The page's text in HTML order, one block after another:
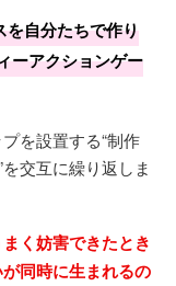
自分たちで作り
ーアクションゲー
を設置する“制作
交互に繰り返しま
く妨害できたとき
同時に生まれるの